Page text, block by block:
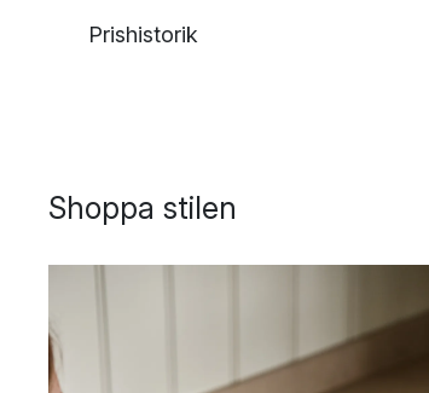
Prishistorik
Shoppa stilen